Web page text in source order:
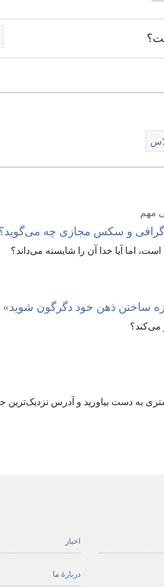
مهم
و سکس مجازی چه
اما آیا خدا آن را شایسته می‌داند؟‏
می‌کند؟‏
به دست بیاورید و آدرس نزدیک‌ترین
اخبار
دربارهٔ ما